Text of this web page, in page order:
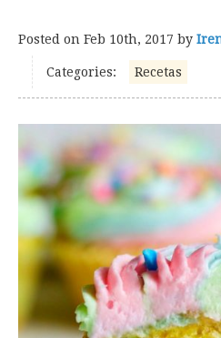
Posted on Feb 10th, 2017 by
Categories: Recetas